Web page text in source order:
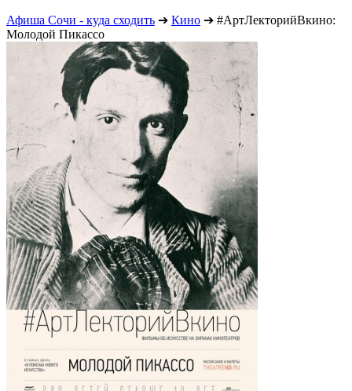
Афиша Сочи - куда сходить ➔ Кино ➔ #АртЛекторийВкино:
Молодой Пикассо